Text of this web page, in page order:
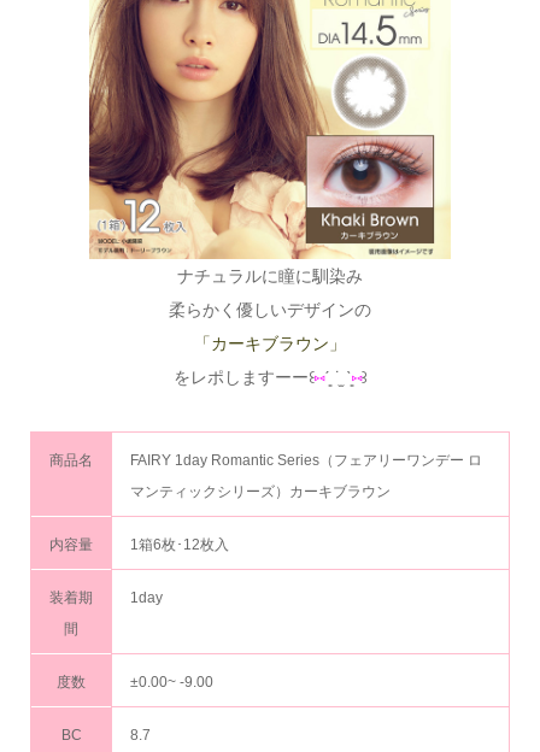
ナチュラルに瞳に馴染み
柔らかく優しいデザインの
「カーキブラウン」
をレポしますーー꒰⑅ˊ͈ ˙̫ ˋ͈⑅꒱
商品名
FAIRY 1day Romantic Series（フェアリーワンデー ロ
マンティックシリーズ）カーキブラウン
内容量 1箱6枚･12枚入
装着期
間
1day
度数 ±0.00~ -9.00
BC 8.7